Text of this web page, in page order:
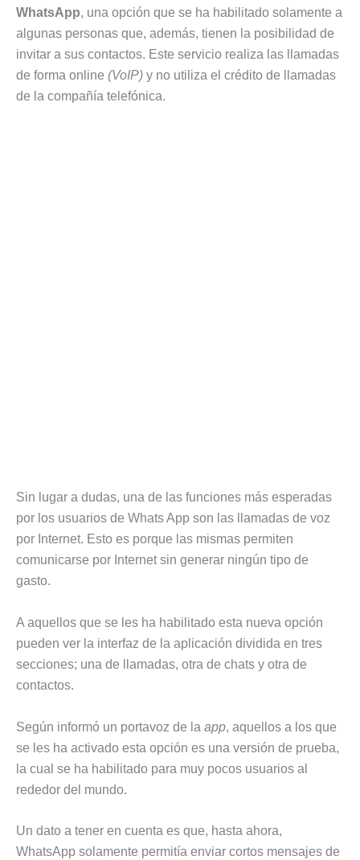
WhatsApp, una opción que se ha habilitado solamente a
algunas personas que, además, tienen la posibilidad de
invitar a sus contactos. Este servicio realiza las llamadas
de forma online (VoIP) y no utiliza el crédito de llamadas
de la compañía telefónica.
Sin lugar a dudas, una de las funciones más esperadas
por los usuarios de Whats App son las llamadas de voz
por Internet. Esto es porque las mismas permiten
comunicarse por Internet sin generar ningún tipo de
gasto.
A aquellos que se les ha habilitado esta nueva opción
pueden ver la interfaz de la aplicación dividida en tres
secciones; una de llamadas, otra de chats y otra de
contactos.
Según informó un portavoz de la app, aquellos a los que
se les ha activado esta opción es una versión de prueba,
la cual se ha habilitado para muy pocos usuarios al
rededor del mundo.
Un dato a tener en cuenta es que, hasta ahora,
WhatsApp solamente permitía enviar cortos mensajes de